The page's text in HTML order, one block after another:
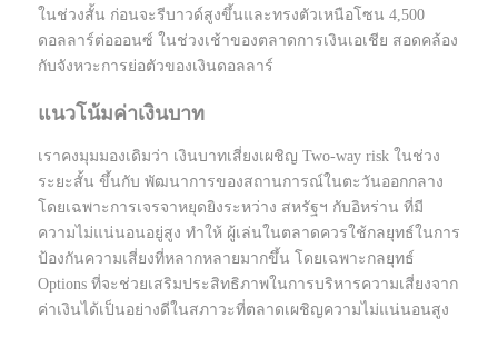
ในช่วงสั้น ก่อนจะรีบาวด์สูงขึ้นและทรงตัวเหนือโซน 4,500
ดอลลาร์ต่อออนซ์ ในช่วงเช้าของตลาดการเงินเอเชีย สอดคล้อง
กับจังหวะการย่อตัวของเงินดอลลาร์
แนวโน้มค่าเงินบาท
เราคงมุมมองเดิมว่า เงินบาทเสี่ยงเผชิญ Two-way risk ในช่วง
ระยะสั้น ขึ้นกับ พัฒนาการของสถานการณ์ในตะวันออกกลาง
โดยเฉพาะการเจรจาหยุดยิงระหว่าง สหรัฐฯ กับอิหร่าน ที่มี
ความไม่แน่นอนอยู่สูง ทำให้ ผู้เล่นในตลาดควรใช้กลยุทธ์ในการ
ป้องกันความเสี่ยงที่หลากหลายมากขึ้น โดยเฉพาะกลยุทธ์
Options ที่จะช่วยเสริมประสิทธิภาพในการบริหารความเสี่ยงจาก
ค่าเงินได้เป็นอย่างดีในสภาวะที่ตลาดเผชิญความไม่แน่นอนสูง